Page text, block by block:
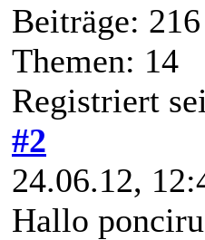
Beiträge: 216
Themen: 14
Registriert
#2
24.06.12,
Hallo